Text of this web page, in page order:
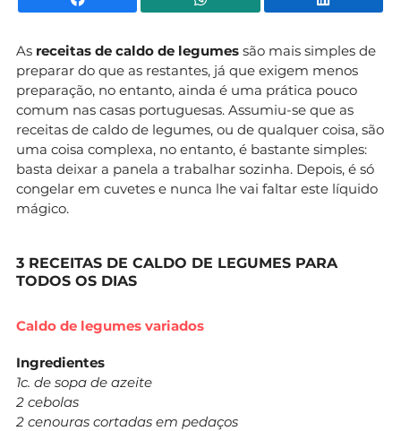
As receitas de caldo de legumes são mais simples de
preparar do que as restantes, já que exigem menos
preparação, no entanto, ainda é uma prática pouco
comum nas casas portuguesas. Assumiu-se que as
receitas de caldo de legumes, ou de qualquer coisa, são
uma coisa complexa, no entanto, é bastante simples:
basta deixar a panela a trabalhar sozinha. Depois, é só
congelar em cuvetes e nunca lhe vai faltar este líquido
mágico.
3 RECEITAS DE CALDO DE LEGUMES PARA
TODOS OS DIAS
Caldo de legumes variados
Ingredientes
1c. de sopa de azeite
2 cebolas
2 cenouras cortadas em pedaços